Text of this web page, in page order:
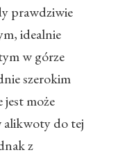
prawdziwie
idealnie
w górze
szerokim
może
alikwoty do tej
z